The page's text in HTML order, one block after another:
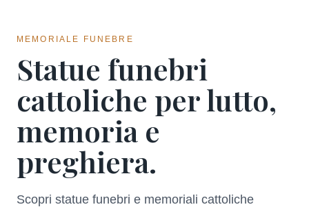
MEMORIALE FUNEBRE
Statue funebri
cattoliche per lutto,
memoria e
preghiera.
Scopri statue funebri e memoriali cattoliche